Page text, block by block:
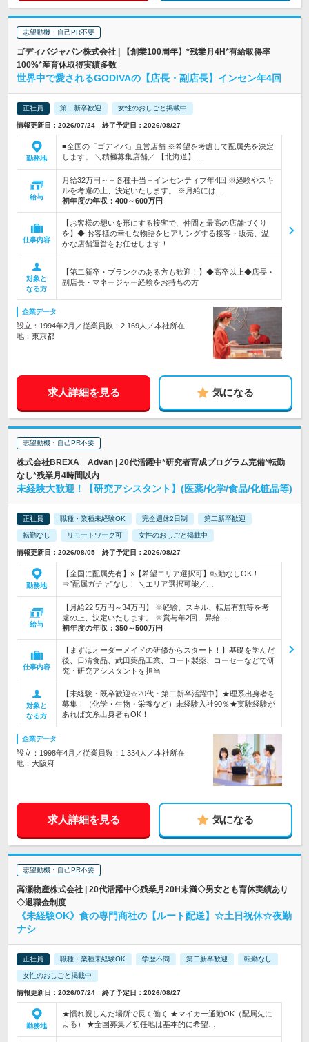
志望動機・自己PR不要
ゴディバジャパン株式会社 | 【創業100周年】*残業月4H*有給取得率
100%*産育休取得実績多数
世界中で愛されるGODIVAの【店長・副店長】インセン年4回
正社員 第二新卒歓迎 女性のおしごと掲載中
情報更新日：2026/07/24 終了予定日：2026/08/27
勤務地
■全国の「ゴディバ」直営店舗 ※希望を考慮して配属先を決定
します。 ＼積極募集店舗／ 【北海道】…
給与
月給32万円～＋各種手当＋インセンティブ年4回 ※経験やスキ
ルを考慮の上、決定いたします。 ※月給には…
初年度の年収： 400～600万円
仕事内容
【お客様の想いを形にする接客で、仲間と最高の店舗づくり
を】◆ お客様の幸せな物語をヒアリングする接客・販売、温
かな店舗運営をお任せします！
対象と
なる方
【第二新卒・ブランクのある方も歓迎！】◆高卒以上◆店長・
副店長・マネージャー経験をお持ちの方
企業データ
設立：1994年2月／従業員数：2,169人／本社所在
地：東京都
求人詳細を見る 気になる
志望動機・自己PR不要
株式会社BREXA Advan | 20代活躍中*研究者育成プログラム完備*転勤
なし*残業月4時間以内
未経験大歓迎！【研究アシスタント】(医薬/化学/食品/化粧品等)
正社員 職種・業種未経験OK 完全週休2日制 第二新卒歓迎
転勤なし リモートワーク可 女性のおしごと掲載中
情報更新日：2026/08/05 終了予定日：2026/08/27
勤務地
【全国に配属先有】×【希望エリア選択可】転勤なしOK！
⇒”配属ガチャ”なし！ ＼エリア選択可能／…
給与
【月給22.5万円～34万円】 ※経験、スキル、転居有無等を考
慮の上、決定いたします。 ※賞与年2回、昇給…
初年度の年収： 350～500万円
仕事内容
【まずはオーダーメイドの研修からスタート！】基礎を学んだ
後、日清食品、武田薬品工業、ロート製薬、コーセーなどで研
究・研究アシスタントを担当
対象と
なる方
【未経験・既卒歓迎☆20代・第二新卒活躍中】★理系出身者を
募集！（化学・生物・栄養など）未経験入社90％★実験経験が
あれば文系出身者もOK！
企業データ
設立：1998年4月／従業員数：1,334人／本社所在
地：大阪府
求人詳細を見る 気になる
志望動機・自己PR不要
高瀬物産株式会社 | 20代活躍中◇残業月20H未満◇男女とも育休実績あり
◇退職金制度
《未経験OK》食の専門商社の【ルート配送】☆土日祝休☆夜勤
ナシ
正社員 職種・業種未経験OK 学歴不問 第二新卒歓迎 転勤なし
女性のおしごと掲載中
情報更新日：2026/07/24 終了予定日：2026/08/27
勤務地
★慣れ親しんだ場所で長く働く ★マイカー通勤OK（配属先に
よる） ★全国募集／初任地は基本的に希望…